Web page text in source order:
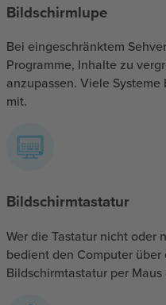
Bildschirmlupe
Bei eingeschränktem
Programme, Inhalte zu
anzupassen. Viele
mit.
Bildschirmtastatur
Wer die Tastatur nicht oder
bedient den Computer
Bildschirmtastatur per